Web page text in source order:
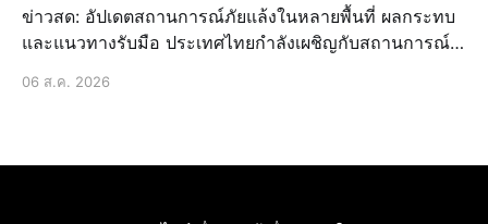
ข่าวสด: อัปเดตสถานการณ์ภัยแล้งในหลายพื้นที่ ผลกระทบ
และแนวทางรับมือ ประเทศไทยกำลังเผชิญกับสถานการณ์
ต่อหลายภาคส่วน นี่ไม่ใช่เรื่องใหม่สำหรับบ้านเรา แต่เป็น
06 ส.ค. 2026